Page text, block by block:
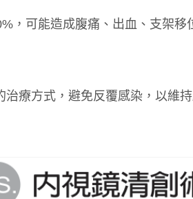
，可能造成腹痛、出血、支架移
療方式，避免反覆感染，以維